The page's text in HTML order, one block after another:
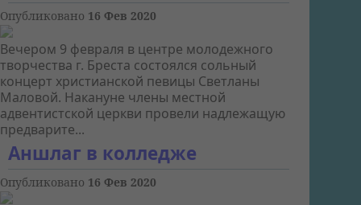
Опубликовано 16 Фев 2020
Вечером 9 февраля в центре молодежного
творчества г. Бреста состоялся сольный
концерт христианской певицы Светланы
Маловой. Накануне члены местной
адвентистской церкви провели надлежащую
предварите...
Аншлаг в колледже
Опубликовано 16 Фев 2020